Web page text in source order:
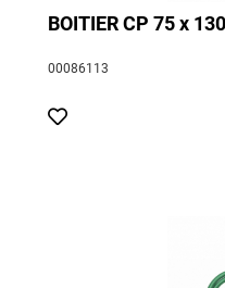
BOITIER CP 75 x
00086113